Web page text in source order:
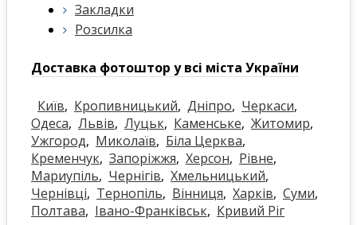
Закладки
Розсилка
Доставка фотоштор у всі міста України
Київ, Кропивницький, Дніпро, Черкаси,
Одеса, Львів, Луцьк, Каменське, Житомир,
Ужгород, Миколаїв, Біла Церква,
Кременчук, Запоріжжя, Херсон, Рівне,
Мариупіль, Чернігів, Хмельницький,
Чернівці, Тернопіль, Вінниця, Харків, Суми,
Полтава, Івано-Франківськ, Кривий Ріг